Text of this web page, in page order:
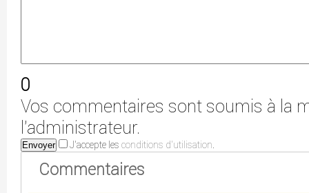
0
Vos commentaires sont soumis à la
l'administrateur.
Envoyer J'accepte les conditions d'utilisation.
Commentaires